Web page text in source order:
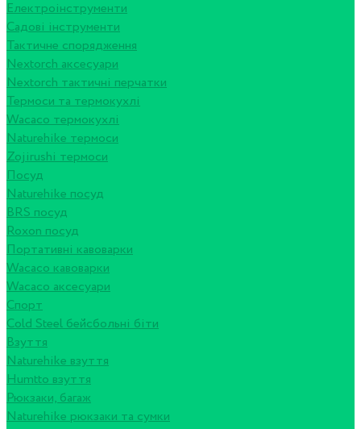
Електроінструменти
Садові інструменти
Тактичне спорядження
Nextorch аксесуари
Nextorch тактичні перчатки
Термоси та термокухлі
Wacaco термокухлі
Naturehike термоси
Zojirushi термоси
Посуд
Naturehike посуд
BRS посуд
Roxon посуд
Портативні кавоварки
Wacaco кавоварки
Wacaco аксесуари
Спорт
Cold Steel бейсбольні біти
Взуття
Naturehike взуття
Humtto взуття
Рюкзаки, багаж
Naturehike рюкзаки та сумки